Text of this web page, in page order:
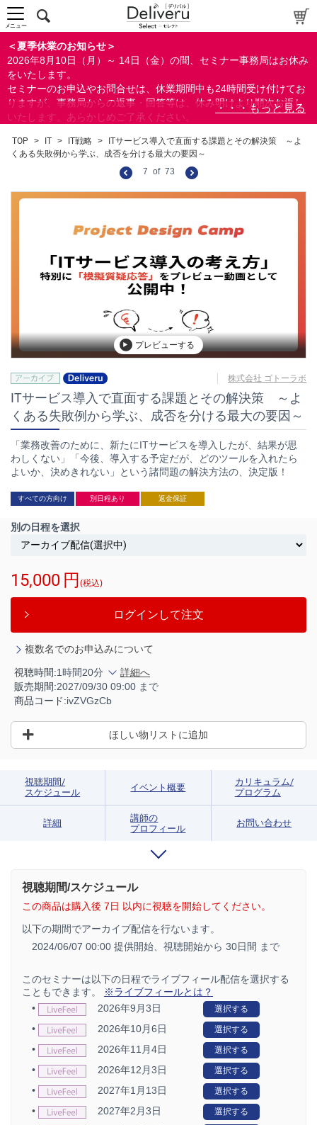
＜夏季休業のお知らせ＞
2026年8月10日（月）～ 14日（金）の間、セミナー事務局はお休み
をいたします。
セミナーのお申込やお問合せは、休業期間中も24時間受け付けてお
りますが、事務局からの返事・回答等は、休み明けより順次お返し
いたします。あらかじめご了承ください。
ができます。
メニュー
TOP > IT > IT戦略 >
ITサービス導入で直面する課題とその解決策 ～よ
くある失敗例から学ぶ、成否を分ける最大の要因～
7 of 73
プレビューする
株式会社 ゴトーラボ
ITサービス導入で直面する課題とその解決策 ～よ
くある失敗例から学ぶ、成否を分ける最大の要因～
「業務改善のために、新たにITサービスを導入したが、結果が思
わしくない」「今後、導入する予定だが、どのツールを入れたら
よいか、決めきれない」という諸問題の解決方法の、決定版！
すべての方向け 別日程あり 返金保証
別の日程を選択
15,000 円 (税込)
ログインして注文
複数名でのお申込みについて
視聴時間:1時間20分
詳細へ
販売期間:2027/09/30 09:00 まで
商品コード:ivZVGzCb
ほしい物リストに追加
視聴期間/
スケジュール
イベント概要
カリキュラム/
プログラム
詳細
講師の
プロフィール
お問い合わせ
視聴期間/スケジュール
この商品は購入後 7日 以内に視聴を開始してください。
以下の期間でアーカイブ配信を行ないます。
2024/06/07 00:00 提供開始、 視聴開始から 30日間 まで
このセミナーは以下の日程でライブフィール配信を選択する
こともできます。
※ライブフィールとは？
•
2026年9月3日 選択する
• 2026年10月6日 選択する
• 2026年11月4日 選択する
• 2026年12月3日 選択する
• 2027年1月13日 選択する
• 2027年2月3日 選択する